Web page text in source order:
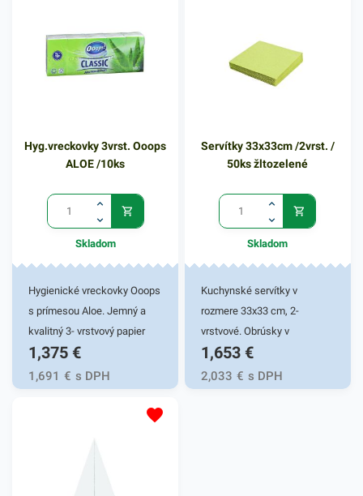
dodá eleganciu pri
servírovaní jedál. Farba: biela
Hyg.vreckovky 3vrst. Ooops
ALOE /10ks
Skladom
Hygienické vreckovky Ooops
s prímesou Aloe. Jemný a
kvalitný 3- vrstvový papier
pre šetrný kontakt s
pokožkou. Balené po 10 ks.
1,375 €
1,691 € s DPH
Servítky 33x33cm /2vrst. /
50ks žltozelené
Skladom
Kuchynské servítky v
rozmere 33x33 cm, 2-
vrstvové. Obrúsky v
žltozelenej farbe v balení
50ks. Používajú sa v
reštauráciách, v
1,653 €
2,033 € s DPH